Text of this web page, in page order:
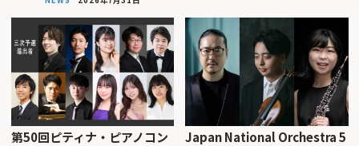
第50回ピティナ・ピアノコン
Japan National Orchestra 5